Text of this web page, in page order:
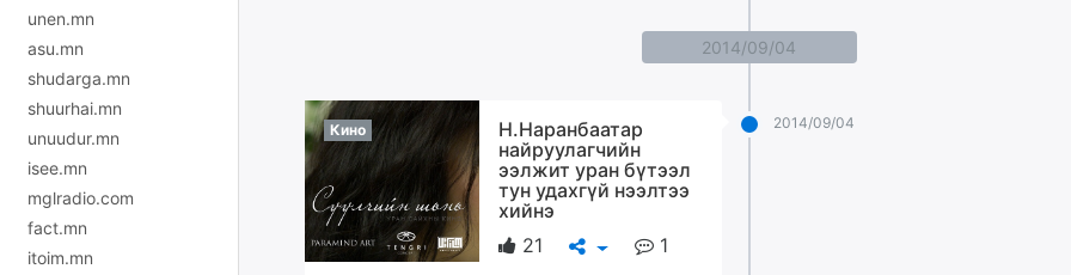
unen.mn
asu.mn
shudarga.mn
shuurhai.mn
unuudur.mn
isee.mn
mglradio.com
fact.mn
itoim.mn
2014/09/04
2014/09/04
Кино
Н.Наранбаатар
найруулагчийн
ээлжит уран бүтээл
тун удахгүй нээлтээ
хийнэ
21
1